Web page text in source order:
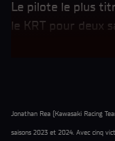
Le pilote le plus
le KRT pour deux
Jonathan Rea (Kawasaki Racing
saisons 2023 et 2024. Avec cinq